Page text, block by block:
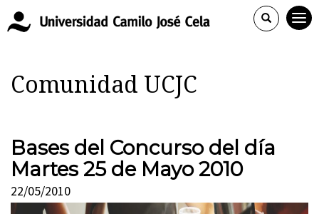
Comunidad UCJC
Bases del Concurso del día
Martes 25 de Mayo 2010
22/05/2010